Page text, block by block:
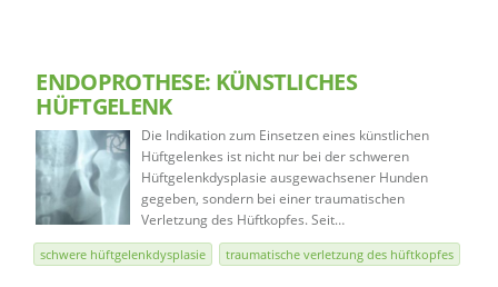
ENDOPROTHESE: KÜNSTLICHES
HÜFTGELENK
Die Indikation zum Einsetzen eines künstlichen
Hüftgelenkes ist nicht nur bei der schweren
Hüftgelenkdysplasie ausgewachsener Hunden
gegeben, sondern bei einer traumatischen
Verletzung des Hüftkopfes. Seit…
schwere hüftgelenkdysplasie traumatische verletzung des hüftkopfes